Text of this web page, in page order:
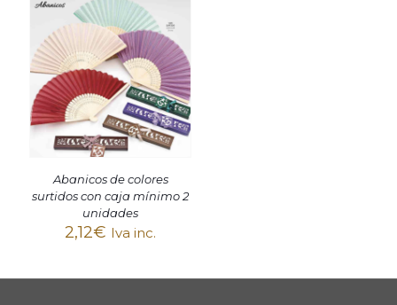
Abanicos de colores
surtidos con caja mínimo 2
unidades
2,12€ Iva inc.